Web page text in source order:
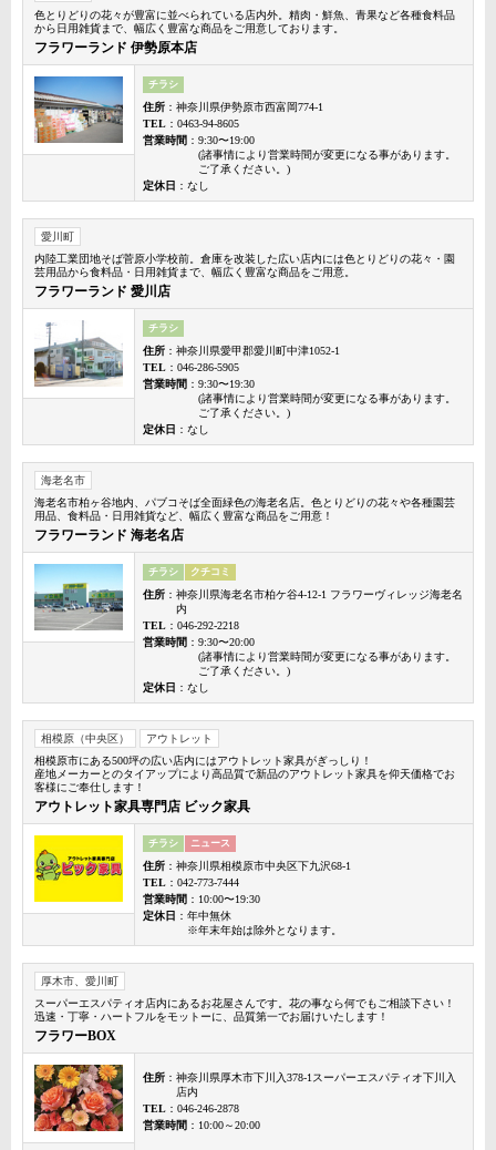
色とりどりの花々が豊富に並べられている店内外。精肉・鮮魚、青果など各種食料品
から日用雑貨まで、幅広く豊富な商品をご用意しております。
フラワーランド 伊勢原本店
チラシ
住所 ：神奈川県伊勢原市西富岡774-1
TEL ：0463-94-8605
営業時間 ：9:30〜19:00
(諸事情により営業時間が変更になる事があります。
ご了承ください。)
定休日 ：なし
愛川町
内陸工業団地そば菅原小学校前。倉庫を改装した広い店内には色とりどりの花々・園
芸用品から食料品・日用雑貨まで、幅広く豊富な商品をご用意。
フラワーランド 愛川店
チラシ
住所 ：神奈川県愛甲郡愛川町中津1052-1
TEL ：046-286-5905
営業時間 ：9:30〜19:30
(諸事情により営業時間が変更になる事があります。
ご了承ください。)
定休日 ：なし
海老名市
海老名市柏ヶ谷地内、パブコそば全面緑色の海老名店。色とりどりの花々や各種園芸
用品、食料品・日用雑貨など、幅広く豊富な商品をご用意！
フラワーランド 海老名店
チラシ クチコミ
住所 ：神奈川県海老名市柏ケ谷4-12-1 フラワーヴィレッジ海老名
内
TEL ：046-292-2218
営業時間 ：9:30〜20:00
(諸事情により営業時間が変更になる事があります。
ご了承ください。)
定休日 ：なし
相模原（中央区）
アウトレット
相模原市にある500坪の広い店内にはアウトレット家具がぎっしり！
産地メーカーとのタイアップにより高品質で新品のアウトレット家具を仰天価格でお
客様にご奉仕します！
アウトレット家具専門店 ビック家具
チラシ ニュース
住所 ：神奈川県相模原市中央区下九沢68-1
TEL ：042-773-7444
営業時間 ：10:00〜19:30
定休日 ：年中無休
※年末年始は除外となります。
厚木市、愛川町
スーパーエスパティオ店内にあるお花屋さんです。花の事なら何でもご相談下さい！
迅速・丁寧・ハートフルをモットーに、品質第一でお届けいたします！
フラワーBOX
住所 ：神奈川県厚木市下川入378-1スーパーエスパティオ下川入
店内
TEL ：046-246-2878
営業時間 ：10:00～20:00